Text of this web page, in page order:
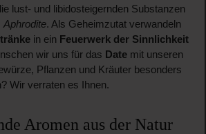
lust- und libidosteigernden Substanzen
Aphrodite. Als Geheimzutat verwandeln
in ein Feuerwerk der Sinnlichkeit
wir uns für das Datemit unseren
Pflanzen und Kräuter besonders
Wir verraten es Ihnen.
Aromen aus der Natur